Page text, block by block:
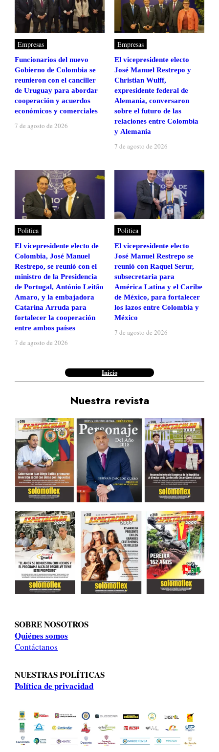
Empresas
Funcionarios del nuevo
Gobierno de Colombia se
reunieron con el canciller
de Uruguay para abordar
cooperación y acuerdos
económicos y comerciales
7 de agosto de 2026
Empresas
El vicepresidente electo
José Manuel Restrepo y
Christian Wulff,
expresidente federal de
Alemania, conversaron
sobre el futuro de las
relaciones entre Colombia
y Alemania
7 de agosto de 2026
Politica
El vicepresidente electo de
Colombia, José Manuel
Restrepo, se reunió con el
ministro de la Presidencia
de Portugal, António Leitão
Amaro, y la embajadora
Catarina Arruda para
fortalecer la cooperación
entre ambos países
7 de agosto de 2026
Politica
El vicepresidente electo
José Manuel Restrepo se
reunió con Raquel Serur,
subsecretaria para
América Latina y el Caribe
de México, para fortalecer
los lazos entre Colombia y
México
7 de agosto de 2026
Inicio
Nuestra revista
SOBRE NOSOTROS
Quiénes somos
Contáctanos
NUESTRAS POLÍTICAS
Política de privacidad